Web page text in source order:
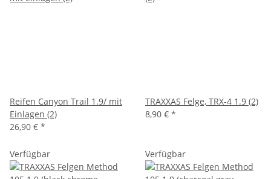
Reifen Canyon Trail 1.9/ mit
Einlagen (2)
26,90 € *
TRAXXAS Felge, TRX-4 1.9 (2)
8,90 € *
Verfügbar Verfügbar